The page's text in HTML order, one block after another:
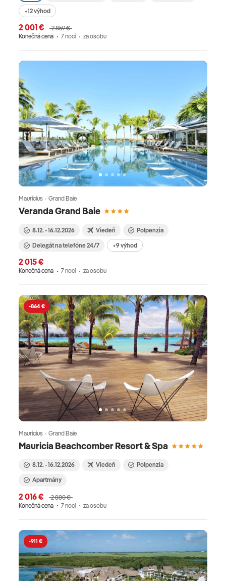
+12 výhod
2 001 €
2 859 €
Konečná cena
7 nocí za osobu
Veranda Grand Baie
Maurícius · Grand Baie
8.12. - 16.12.2026 Viedeň
Polpenzia
Delegát na telefóne 24/7
+9 výhod
2 015 €
Konečná cena 7 nocí za osobu
-864 €
Mauricia Beachcomber Resort & Spa
Maurícius · Grand Baie
8.12. - 16.12.2026 Viedeň
Polpenzia
Apartmány
2 016 €
2 880 €
Konečná cena
7 nocí za osobu
-911 €